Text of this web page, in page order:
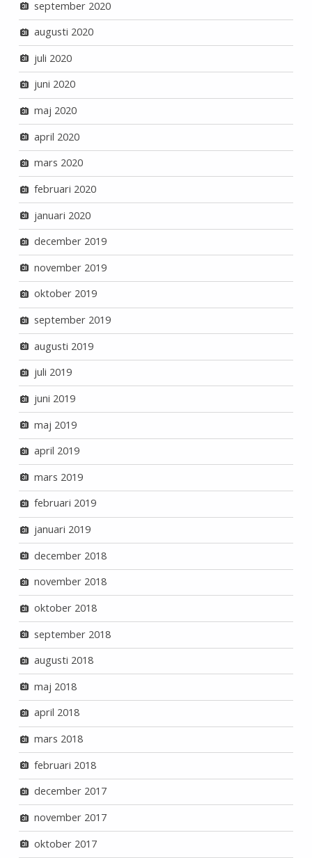
september 2020
augusti 2020
juli 2020
juni 2020
maj 2020
april 2020
mars 2020
februari 2020
januari 2020
december 2019
november 2019
oktober 2019
september 2019
augusti 2019
juli 2019
juni 2019
maj 2019
april 2019
mars 2019
februari 2019
januari 2019
december 2018
november 2018
oktober 2018
september 2018
augusti 2018
maj 2018
april 2018
mars 2018
februari 2018
december 2017
november 2017
oktober 2017